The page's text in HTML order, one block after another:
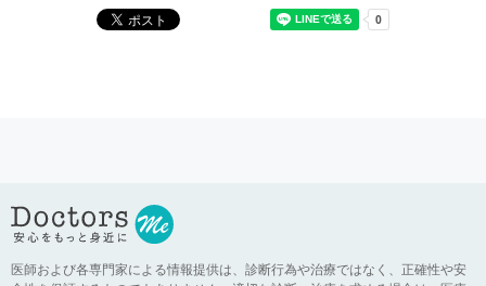
医師および各専門家による情報提供は、診断行為や治療ではなく、正確性や安